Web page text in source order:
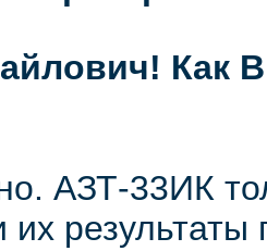
Как
АЗТ-33ИК
их результаты